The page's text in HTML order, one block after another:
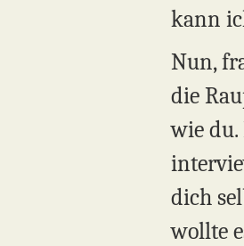
kann
Nun,
die
wie du.
dich
wollte